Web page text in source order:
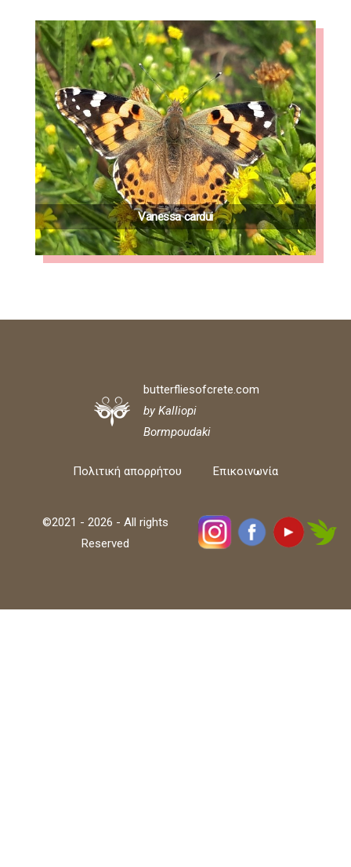
Vanessa cardui
butterfliesofcrete.com
by Kalliopi
Bormpoudaki
Πολιτική απορρήτου Επικοινωνία
©2021 - 2026 - All rights
Reserved